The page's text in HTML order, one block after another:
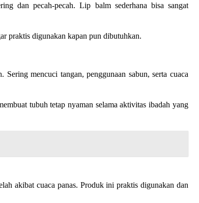
dan pecah-pecah. Lip balm sederhana bisa sangat
praktis digunakan kapan pun dibutuhkan.
mencuci tangan, penggunaan sabun, serta cuaca
tubuh tetap nyaman selama aktivitas ibadah yang
akibat cuaca panas. Produk ini praktis digunakan dan